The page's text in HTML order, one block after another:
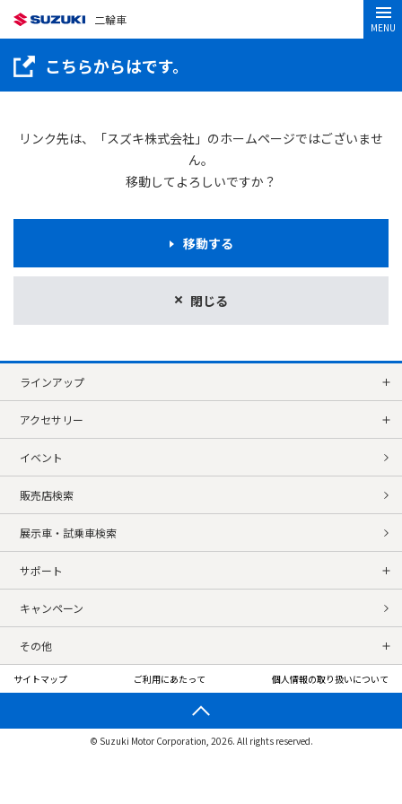
二輪車
MENU
こちらからはです。
リンク先は、「スズキ株式会社」のホームページではございませ
ん。
移動してよろしいですか？
閉じる
移動する
ラインアップ
アクセサリー
イベント
販売店検索
展示車・試乗車検索
サポート
キャンペーン
その他
サイトマップ ご利用にあたって 個人情報の取り扱いについて
© Suzuki Motor Corporation, 2026. All rights reserved.